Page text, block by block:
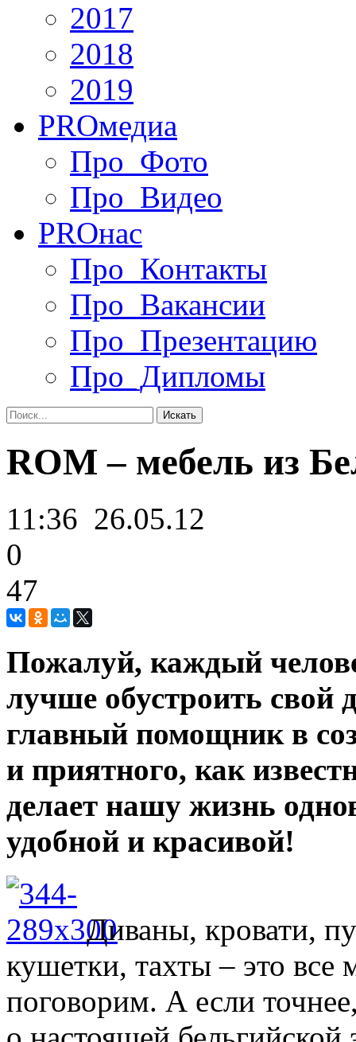
2017
2018
2019
PROмедиа
Про_Фото
Про_Видео
PROнас
Про_Контакты
Про_Вакансии
Про_Презентацию
Про_Дипломы
ROM – мебель из
11:36 26.05.12
0
47
Пожалуй, каждый
лучше обустроить свой
главный помощник в
и приятного, как
делает нашу жизнь
удобной и красивой!
Диваны, кровати,
кушетки, тахты – это все
поговорим. А если